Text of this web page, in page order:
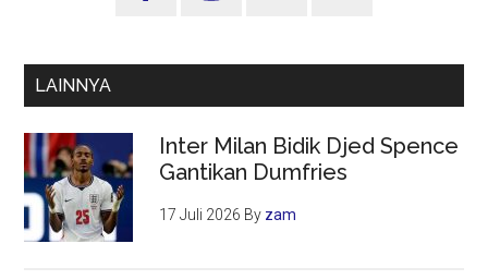
Bendera
LAINNYA
Inter Milan Bidik Djed Spence
Gantikan Dumfries
17 Juli 2026 By zam